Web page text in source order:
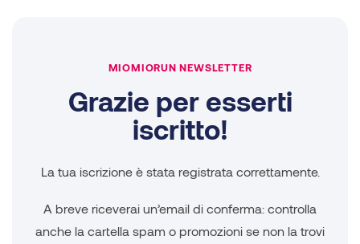
MIOMIORUN NEWSLETTER
Grazie per esserti
iscritto!
La tua iscrizione è stata registrata correttamente.
A breve riceverai un’email di conferma: controlla
anche la cartella spam o promozioni se non la trovi